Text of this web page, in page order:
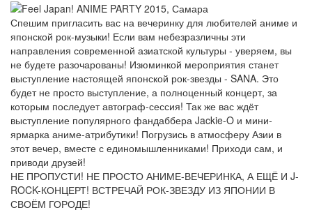
Спешим пригласить вас на вечеринку для любителей аниме и
японской рок-музыки! Если вам небезразличны эти
направления современной азиатской культуры - уверяем, вы
не будете разочарованы! Изюминкой мероприятия станет
выступление настоящей японской рок-звезды - SANA. Это
будет не просто выступление, а полноценный концерт, за
которым последует автограф-сессия! Так же вас ждёт
выступление популярного фандаббера Jackie-O и мини-
ярмарка аниме-атрибутики! Погрузись в атмосферу Азии в
этот вечер, вместе с единомышленниками! Приходи сам, и
приводи друзей!
НЕ ПРОПУСТИ! НЕ ПРОСТО АНИМЕ-ВЕЧЕРИНКА, А ЕЩЁ И J-
ROCK-КОНЦЕРТ! ВСТРЕЧАЙ РОК-ЗВЕЗДУ ИЗ ЯПОНИИ В
СВОЁМ ГОРОДЕ!